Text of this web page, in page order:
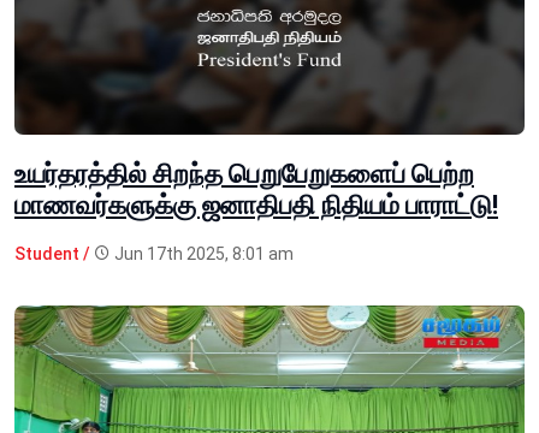
உயர்தரத்தில் சிறந்த பெறுபேறுகளைப் பெற்ற
மாணவர்களுக்கு ஜனாதிபதி நிதியம் பாராட்டு!
Student / Jun 17th 2025, 8:01 am